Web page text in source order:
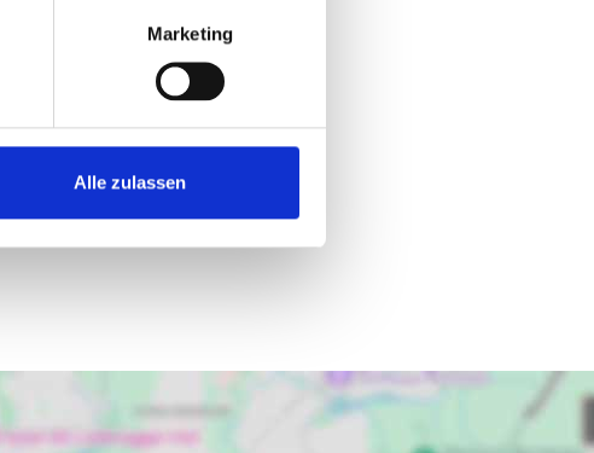
Marketing
Alle zulassen